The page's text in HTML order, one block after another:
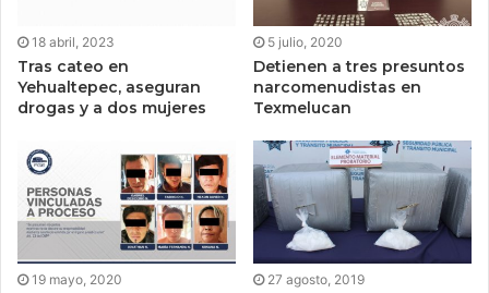
18 abril, 2023
Tras cateo en
Yehualtepec, aseguran
drogas y a dos mujeres
5 julio, 2020
Detienen a tres presuntos
narcomenudistas en
Texmelucan
19 mayo, 2020 27 agosto, 2019